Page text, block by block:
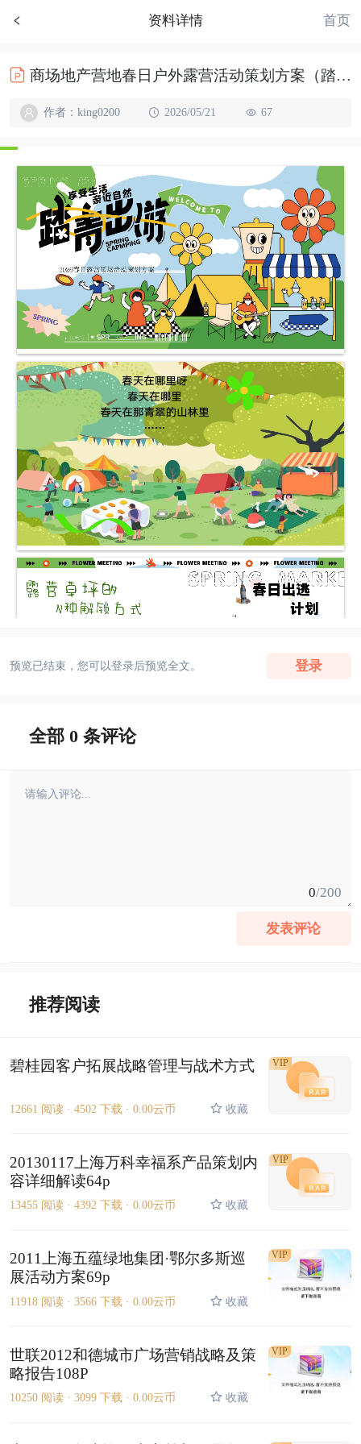
资料详情 首页
商场地产营地春日户外露营活动策划方案（踏青出游主题）
作者：king0200 2026/05/21 67
预览已结束，您可以登录后预览全文。 登录
全部 0 条评论
0/200
发表评论
推荐阅读
碧桂园客户拓展战略管理与战术方式
12661 阅读 · 4502 下载 · 0.00云币 收藏
VIP
20130117上海万科幸福系产品策划内
容详细解读64p
13455 阅读 · 4392 下载 · 0.00云币 收藏
VIP
2011上海五蕴绿地集团·鄂尔多斯巡
展活动方案69p
11918 阅读 · 3566 下载 · 0.00云币 收藏
VIP
世联2012和德城市广场营销战略及策
略报告108P
10250 阅读 · 3099 下载 · 0.00云币 收藏
VIP